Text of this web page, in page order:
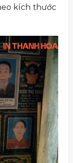
kích thước